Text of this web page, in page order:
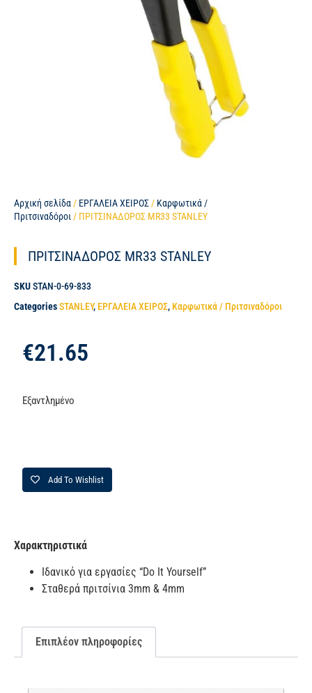
Αρχική σελίδα / ΕΡΓΑΛΕΙΑ ΧΕΙΡΟΣ / Καρφωτικά /
Πριτσιναδόροι / ΠΡΙΤΣΙΝΑΔΟΡΟΣ ΜR33 STANLEY
ΠΡΙΤΣΙΝΑΔΟΡΟΣ ΜR33 STANLEY
SKUSTAN-0-69-833
CategoriesSTANLEY, ΕΡΓΑΛΕΙΑ ΧΕΙΡΟΣ, Καρφωτικά / Πριτσιναδόροι
€21.65
Εξαντλημένο
Add To Wishlist
Χαρακτηριστικά
Ιδανικό για εργασίες “Do It Yourself”
Σταθερά πριτσίνια 3mm & 4mm
Επιπλέον πληροφορίες